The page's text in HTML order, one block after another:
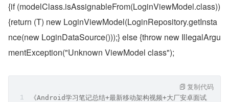
{if (modelClass.isAssignableFrom(LoginViewModel.class))
{return (T) new LoginViewModel(LoginRepository.getInsta
nce(new LoginDataSource()));} else {throw new IllegalArgu
mentException("Unknown ViewModel class");
《Android学习笔记总结+最新移动架构视频+大厂安卓面试真题+
复制代码